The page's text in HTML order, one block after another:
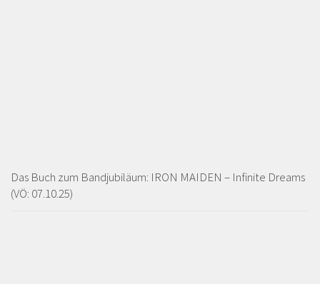
Das Buch zum Bandjubiläum: IRON MAIDEN – Infinite Dreams
(VÖ: 07.10.25)